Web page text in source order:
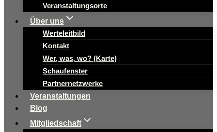
Veranstaltungsorte
Über uns
Werteleitbild
Kontakt
Wer, was, wo? (Karte)
Schaufenster
Partnernetzwerke
Veranstaltungen
Blog
Mitgliedschaft